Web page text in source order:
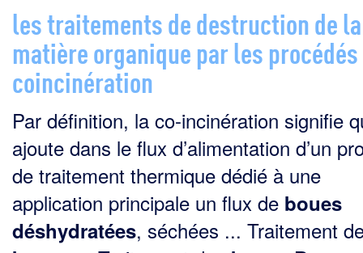
les traitements de destruction de la
matière organique par les
coincinération
Par définition, la co-incinération signifie
ajoute dans le flux d’alimentation d’un
de traite­ment thermique dédié à une
application principale un flux de boues
déshydratées, séchées ... Traitement